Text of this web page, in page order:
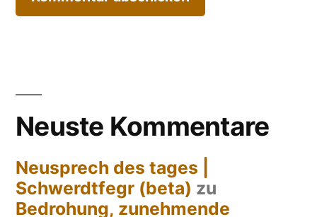
Neuste Kommentare
Neusprech des tages |
Schwerdtfegr (beta) zu
Bedrohung, zunehmende